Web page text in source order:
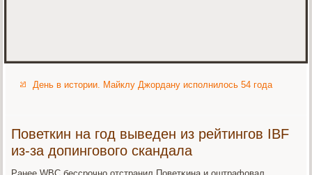
День в истории. Майклу Джордану исполнилось 54 года
Поветкин на год выведен из рейтингов IBF
из-за допингового скандала